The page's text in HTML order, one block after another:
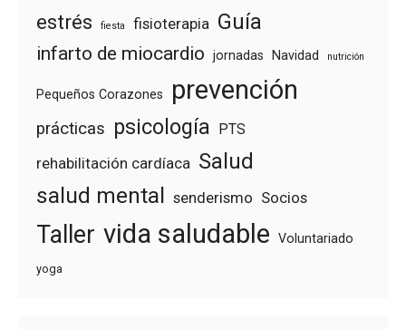
estrés fiesta fisioterapia Guía
infarto de miocardio jornadas Navidad nutrición
Pequeños Corazones prevención
prácticas psicología PTS
rehabilitación cardíaca Salud
salud mental senderismo Socios
Taller vida saludable Voluntariado
yoga